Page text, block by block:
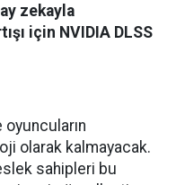
zekayla
için NVIDIA DLSS
olarak kalmayacak.
sahipleri bu